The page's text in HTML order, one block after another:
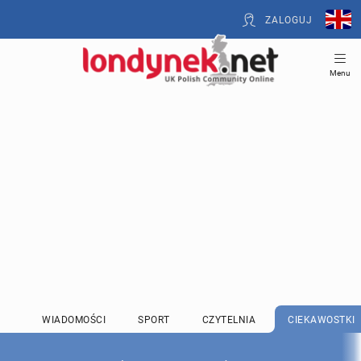
ZALOGUJ
Menu
WIADOMOŚCI SPORT CZYTELNIA CIEKAWOSTKI